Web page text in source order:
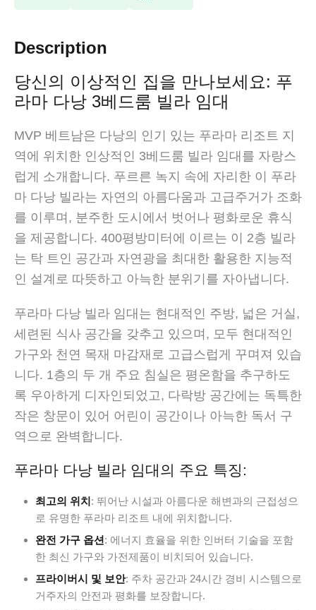
Description
당신의 이상적인 집을 만나보세요: 푸
라마 다낭 3베드룸 빌라 임대
MVP 베트남은 다낭의 인기 있는 푸라마 리조트 지
역에 위치한 인상적인 3베드룸 빌라 임대를 자랑스
럽게 소개합니다. 푸르른 녹지 속에 자리한 이 푸라
마 다낭 빌라는 자연의 아름다움과 고급주거가 조화
를 이루며, 분주한 도시에서 벗어나 평화로운 휴식
을 제공합니다. 400평방미터에 이르는 이 2층 빌라
는 탁 트인 공간과 자연광을 최대한 활용한 지능적
인 설계로 따뜻하고 아늑한 분위기를 자아냅니다.
푸라마 다낭 빌라 임대는 현대적인 주방, 넓은 거실,
세련된 식사 공간을 갖추고 있으며, 모두 현대적인
가구와 천연 목재 마감재로 고급스럽게 꾸며져 있습
니다. 1층의 두 개 주요 침실은 평온함을 추구하도
록 우아하게 디자인되었고, 다락방 공간에는 독특한
작은 창문이 있어 어린이 공간이나 아늑한 독서 구
역으로 완벽합니다.
푸라마 다낭 빌라 임대의 주요 특징:
최고의 위치: 뛰어난 시설과 아름다운 해변과의 근접성으
로 유명한 푸라마 리조트 내에 위치합니다.
완전 가구 옵션: 에너지 효율을 위한 인버터 기술을 포함
한 최신 가구와 가전제품이 비치되어 있습니다.
프라이버시 및 보안: 주차 공간과 24시간 경비 시스템으로
거주자의 안전과 평화를 보장합니다.